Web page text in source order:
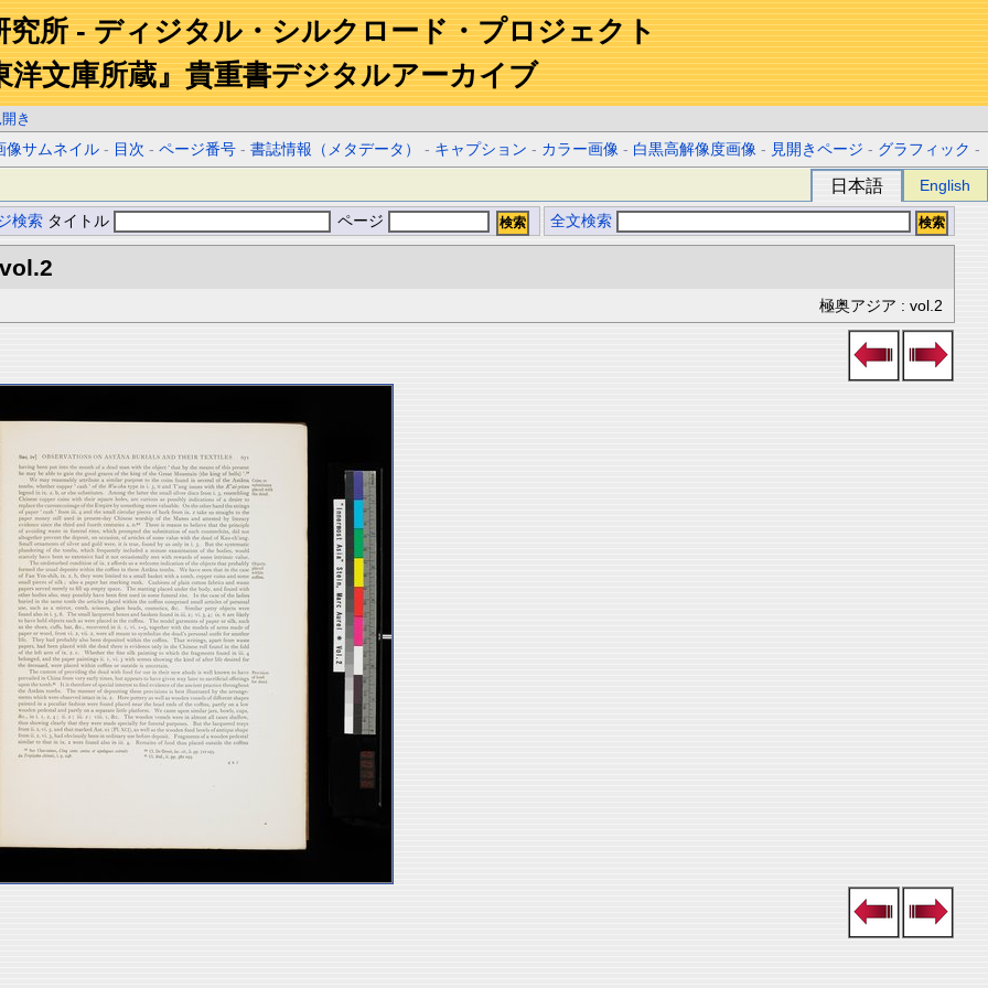
究所 - ディジタル・シルクロード・プロジェクト
洋文庫所蔵』貴重書デジタルアーカイブ
き
像サムネイル - 目次 -ページ番号 -書誌情報（メタデータ） - キャプション - カラー画像 - 白黒高解像度画像 - 見開きページ - グラフィック -
日本語 English
検索 タイトル ページ 全文検索
極奥アジア : vol.2